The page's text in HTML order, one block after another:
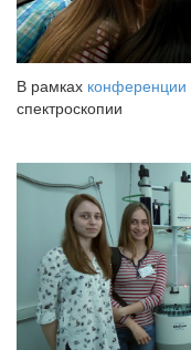
В рамках конференции
спектроскопии